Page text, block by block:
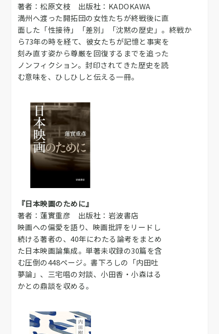
著者：松原文枝 出版社：KADOKAWA
満州へ渡った開拓団の女性たちが終戦後に直
面した「性接待」「差別」「沈黙の歴史」。終戦か
ら73年の時を経て、彼女たちが記憶と事実を
刻み直す姿から尊厳を回復するまでを追った
ノンフィクション。封印されてきた歴史を読
む意味を、ひしひしと伝える一冊。
『日本映画のために』
著者：蓮實重彦 出版社：岩波書店
映画への偏愛を語り、映画批評をリードし
続ける著者の、40年にわたる論考をまとめ
た日本映画論集成。単著未収録の30篇を含
む圧倒の448ページ。書下ろしの「内田吐
夢論」、三宅唱の対談、小田香・小森はる
かとの鼎談を収める。